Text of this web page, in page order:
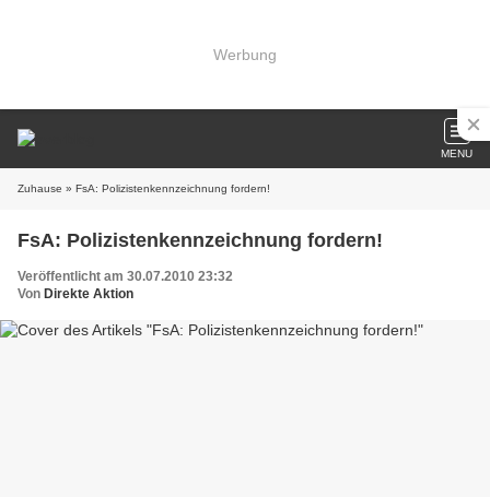
Werbung
MENU
Zuhause » FsA: Polizistenkennzeichnung fordern!
FsA: Polizistenkennzeichnung fordern!
Veröffentlicht am 30.07.2010 23:32
Von Direkte Aktion